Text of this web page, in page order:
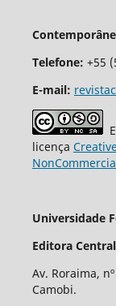
Telefone: +55
E-mail:
licença
Universidade
Editora
Av. Roraima,
Camobi.